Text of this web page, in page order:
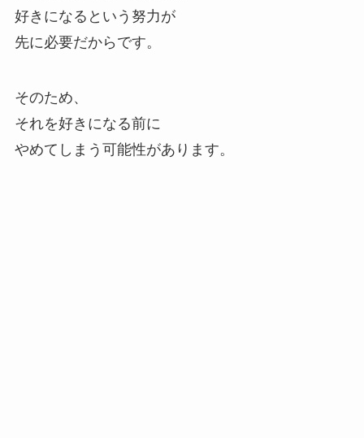
好きになるという努力が
先に必要だからです。
そのため、
それを好きになる前に
やめてしまう可能性があります。